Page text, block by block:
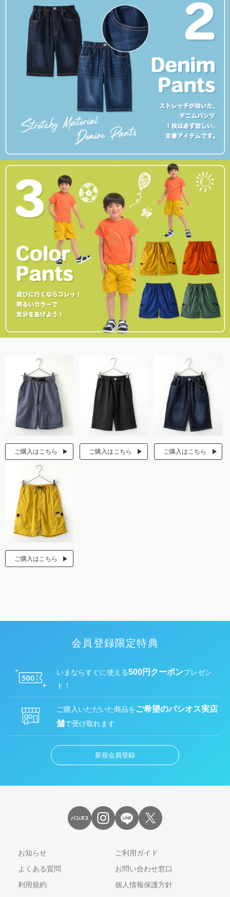
ご購入はこちら ご購入はこちら ご購入はこちら
ご購入はこちら
会員登録限定特典
いまならすぐに使える500円クーポンプレゼン
ト！
ご購入いただいた商品をご希望のパシオス実店
舗で受け取れます
新規会員登録
お知らせ
ご利用ガイド
よくある質問
お問い合わせ窓口
利用規約
個人情報保護方針